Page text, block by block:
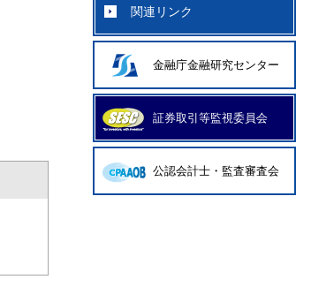
関連リンク
金融庁金融研究センター
証券取引等監視委員会
公認会計士・監査審査会